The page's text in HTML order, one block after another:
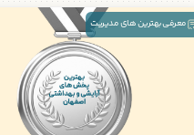
معرفی بهترین های مدیریت